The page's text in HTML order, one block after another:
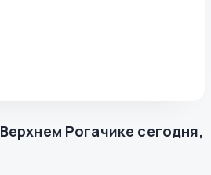
Верхнем Рогачике сегодня,